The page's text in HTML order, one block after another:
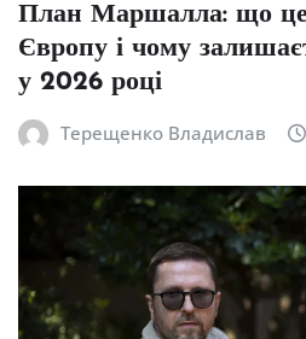
План Маршалла: що це,
Європу і чому
у 2026 році
Терещенко Владислав